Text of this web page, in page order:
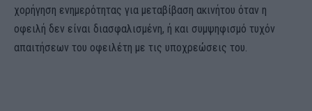
χορήγηση ενημερότητας για μεταβίβαση ακινήτου όταν η
οφειλή δεν είναι διασφαλισμένη, ή και συμψηφισμό τυχόν
απαιτήσεων του οφειλέτη με τις υποχρεώσεις του.